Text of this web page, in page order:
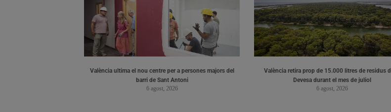
València ultima el nou centre per a persones majors del
barri de Sant Antoni
6 agost, 2026
València retira prop de 15.000 litres de residus
Devesa durant el mes de juliol
6 agost, 2026